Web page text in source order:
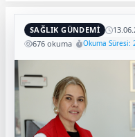
SAĞLIK GÜNDEMİ
676 okuma
Okuma Süresi: